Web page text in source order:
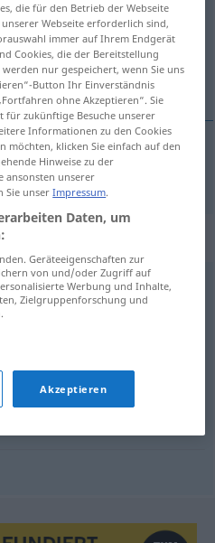
anklicken/antippen)
Wirbel,(großes) Getöse
,Kammer,Stube,
,Zimmer
die für den Betrieb der Webseite
Webseite erforderlich sind,
immer auf Ihrem Endgerät
Cookies, die der Bereitstellung
nur gespeichert, wenn Sie uns
Button Ihr Einverständnis
ohne Akzeptieren“. Sie
zukünftige Besuche unserer
Informationen zu den Cookies
möchten, klicken Sie einfach auf den
Hinweise zu der
ansonsten unserer
Sie unserImpressum.
Daten, um
Geräteeigenschaften zur
von und/oder Zugriff auf
Werbung und Inhalte,
Zielgruppenforschung und
Akzeptieren